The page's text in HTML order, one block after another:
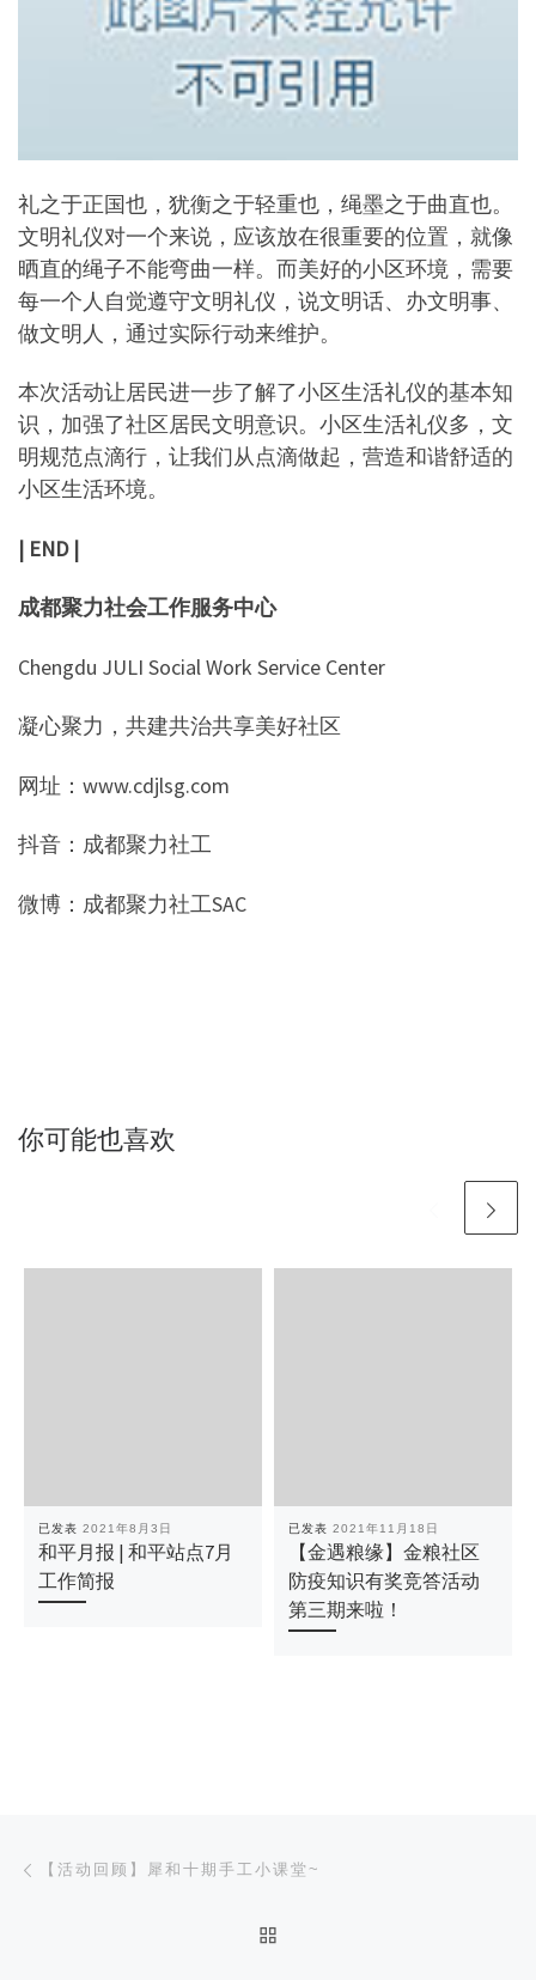
礼之于正国也，犹衡之于轻重也，绳墨之于曲直也。
文明礼仪对一个来说，应该放在很重要的位置，就像
晒直的绳子不能弯曲一样。而美好的小区环境，需要
每一个人自觉遵守文明礼仪，说文明话、办文明事、
做文明人，通过实际行动来维护。
本次活动让居民进一步了解了小区生活礼仪的基本知
识，加强了社区居民文明意识。小区生活礼仪多，文
明规范点滴行，让我们从点滴做起，营造和谐舒适的
小区生活环境。
| END |
成都聚力社会工作服务中心
Chengdu JULI Social Work Service Center
凝心聚力，共建共治共享美好社区
网址：www.cdjlsg.com
抖音：成都聚力社工
微博：成都聚力社工SAC
你可能也喜欢
已发表 2021年8月3日
和平月报 | 和平站点7月
工作简报
已发表 2021年11月18日
【金遇粮缘】金粮社区
防疫知识有奖竞答活动
第三期来啦！
文章导航
【活动回顾】犀和十期手工小课堂~